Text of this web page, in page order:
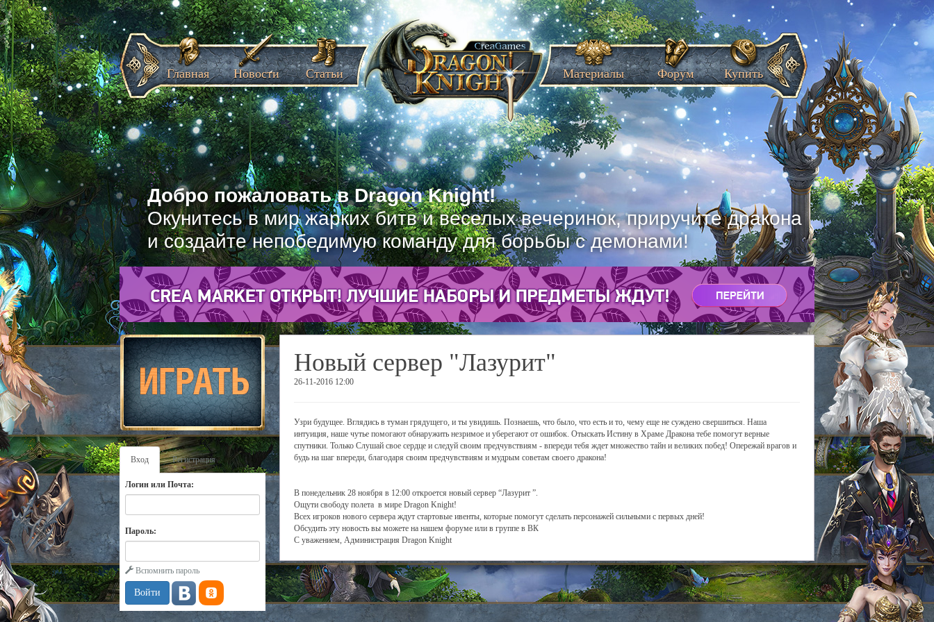
Добро пожаловать в Dragon Knight!
Окунитесь в мир жарких битв и веселых вечеринок, приручите дракона
и создайте непобедимую команду для борьбы с демонами!
Главная Новости Статьи Материалы Форум Купить
Вход Регистрация
Логин или Почта:
Пароль:
Вспомнить пароль
Новый сервер "Лазурит"
26-11-2016 12:00
Узри будущее. Вглядись в туман грядущего, и ты увидишь. Познаешь, что было, что есть и то, чему еще не суждено свершиться. Наша
интуиция, наше чутье помогают обнаружить незримое и уберегают от ошибок. Отыскать Истину в Храме Дракона тебе помогут верные
спутники. Только Слушай свое сердце и следуй своим предчувствиям - впереди тебя ждет множество тайн и великих побед! Опережай врагов и
будь на шаг впереди, благодаря своим предчувствиям и мудрым советам своего дракона!
В понедельник 28 ноября в 12:00 откроется новый сервер “Лазурит ”.
Ощути свободу полета в мире Dragon Knight!
Всех игроков нового сервера ждут стартовые ивенты, которые помогут сделать персонажей сильными с первых дней!
Обсудить эту новость вы можете на нашем форуме или в группе в ВК
С уважением, Администрация Dragon Knight